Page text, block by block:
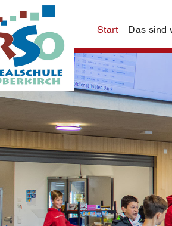
Start Das sind